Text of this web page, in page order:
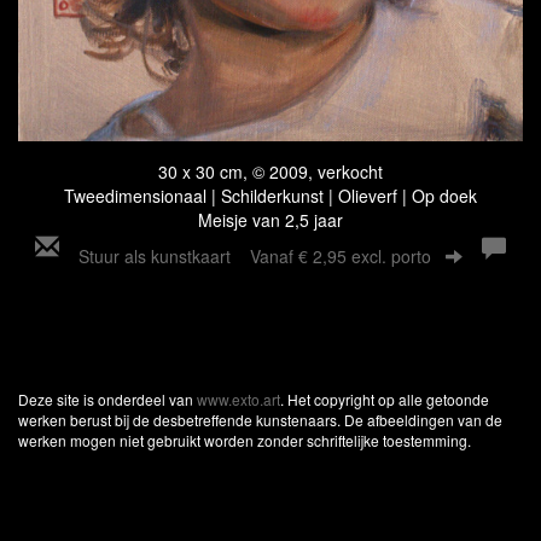
30 x 30 cm, © 2009, verkocht
Tweedimensionaal | Schilderkunst | Olieverf | Op doek
Meisje van 2,5 jaar
Stuur als kunstkaart Vanaf € 2,95 excl. porto
Deze site is onderdeel van www.exto.art. Het copyright op alle getoonde
werken berust bij de desbetreffende kunstenaars. De afbeeldingen van de
werken mogen niet gebruikt worden zonder schriftelijke toestemming.